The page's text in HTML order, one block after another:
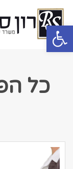
פתח סרגל נגישות
כל